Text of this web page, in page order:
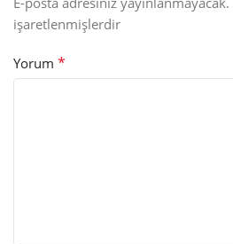
işaretlenmişlerdir
Yorum *